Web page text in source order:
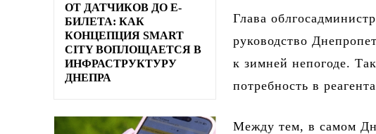
ОТ ДАТЧИКОВ ДО Е-
БИЛЕТА: КАК
КОНЦЕПЦИЯ SMART
CITY ВОПЛОЩАЕТСЯ В
ИНФРАСТРУКТУРУ
ДНЕПРА
Глава
руководство
к зимней непогоде.
потребность в
Между тем, в самом